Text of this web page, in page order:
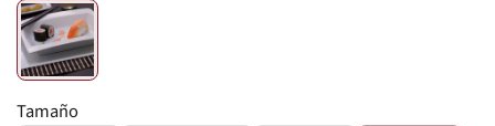
Tamaño